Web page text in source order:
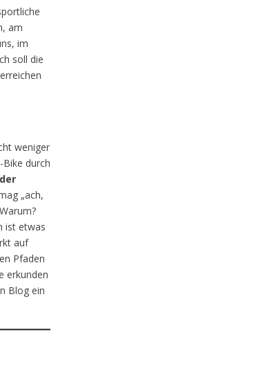
am
im
soll die
weniger
durch
„ach,
ist etwas
auf
Pfaden
erkunden
Blog ein